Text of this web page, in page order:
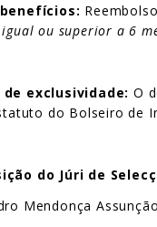
ou superior a 6
de exclusividade: O
do Bolseiro de
do Júri de
Mendonça